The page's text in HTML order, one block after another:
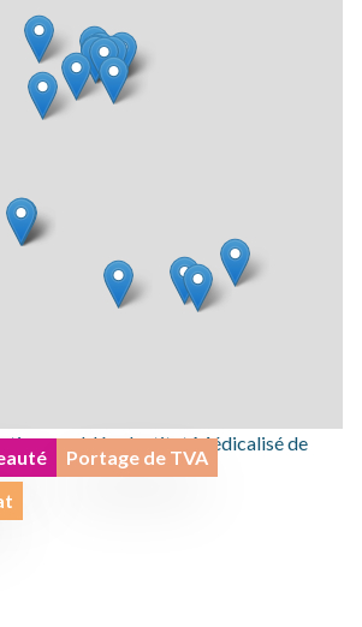
Portage de TVA